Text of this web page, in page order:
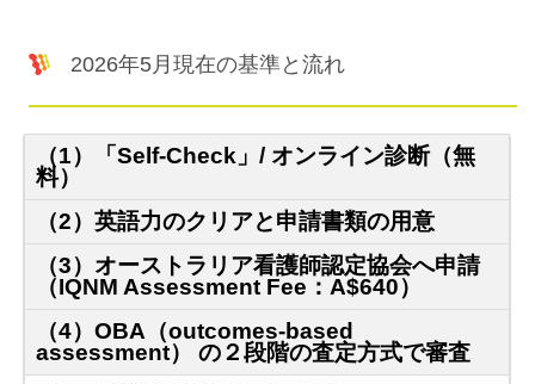
2026年5月現在の基準と流れ
（1）「Self-Check」/ オンライン診断（無
料）
（2）英語力のクリアと申請書類の用意
（3）オーストラリア看護師認定協会へ申請
（IQNM Assessment Fee：A$640）
（4）OBA（outcomes-based
assessment） の２段階の査定方式で審査